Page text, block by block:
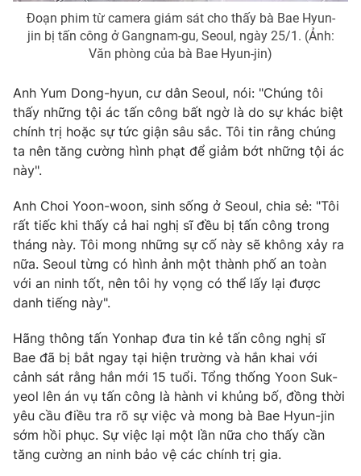
VTV4 Vươn mình bằng AI
VTV8
Liên hệ tòa soạn English
Theo dõi báo trên
Cơ quan báo chí:Thời báo VTV
Giấy phép hoạt động báo in và báo điện tử số 483/GP-BTTTT
cấp ngày 29/12/2023
Tổng Biên tập:Vũ Thanh Thủy
Phó Tổng Biên tập: Nguyễn Thị Mỹ Hạnh, Phạm Quốc Thắng,
Nguyễn Trọng Ninh
Tổng đài VTV:024.38 355 931 - 024.38 355 932
Đoạn phim từ camera giám sát cho thấy bà Bae Hyun-
jin bị tấn công ở Gangnam-gu, Seoul, ngày 25/1. (Ảnh:
Văn phòng của bà Bae Hyun-jin)
Anh Yum Dong-hyun, cư dân Seoul, nói: "Chúng tôi
thấy những tội ác tấn công bất ngờ là do sự khác biệt
chính trị hoặc sự tức giận sâu sắc. Tôi tin rằng chúng
ta nên tăng cường hình phạt để giảm bớt những tội ác
này".
Anh Choi Yoon-woon, sinh sống ở Seoul, chia sẻ: "Tôi
rất tiếc khi thấy cả hai nghị sĩ đều bị tấn công trong
tháng này. Tôi mong những sự cố này sẽ không xảy ra
nữa. Seoul từng có hình ảnh một thành phố an toàn
với an ninh tốt, nên tôi hy vọng có thể lấy lại được
danh tiếng này".
Hãng thông tấn Yonhap đưa tin kẻ tấn công nghị sĩ
Bae đã bị bắt ngay tại hiện trường và hắn khai với
cảnh sát rằng hắn mới 15 tuổi. Tổng thống Yoon Suk-
yeol lên án vụ tấn công là hành vi khủng bố, đồng thời
yêu cầu điều tra rõ sự việc và mong bà Bae Hyun-jin
sớm hồi phục. Sự việc lại một lần nữa cho thấy cần
tăng cường an ninh bảo vệ các chính trị gia.